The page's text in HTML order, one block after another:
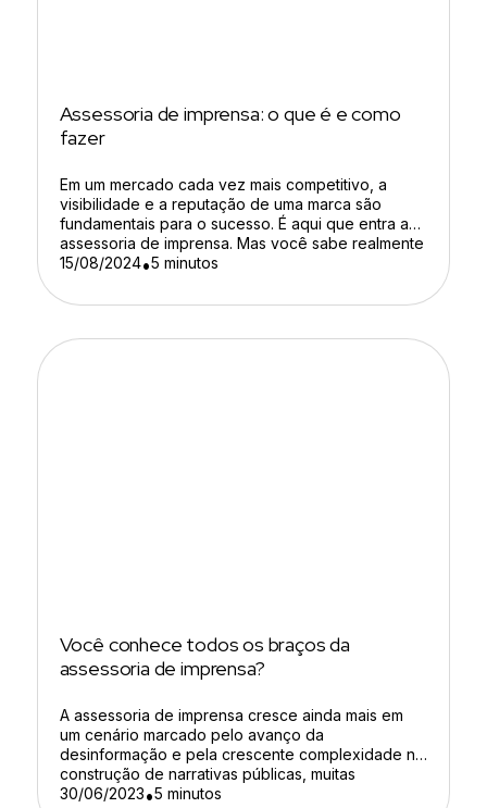
Assessoria de imprensa: o que é e como
fazer
Em um mercado cada vez mais competitivo, a
visibilidade e a reputação de uma marca são
fundamentais para o sucesso. É aqui que entra a
assessoria de imprensa. Mas você sabe realmente
como ela pode transformar o seu negócio? Neste
importância de contar com uma assessoria de
15/08/2024•5 minutos
Você conhece todos os braços da
assessoria de imprensa?
A assessoria de imprensa cresce ainda mais em
um cenário marcado pelo avanço da
desinformação e pela crescente complexidade na
construção de narrativas públicas, muitas
empresas ainda mantêm uma visão limitada sobre
30/06/2023•5 minutos